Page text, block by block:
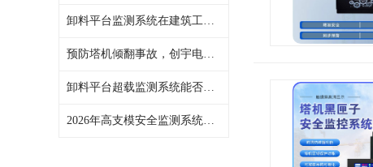
卸料平台监测系统在建筑工地的实际应用，创宇电子分享
预防塔机倾翻事故，创宇电子谈防倾翻系统在复杂工况下的作用
卸料平台超载监测系统能否降低事故率？创宇电子解析
2026年高支模安全监测系统采购前，建议先看创宇电子这几点